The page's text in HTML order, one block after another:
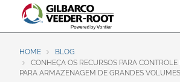
North America
United States
Canada
Search
Search
HOME
BLOG
CONHEÇA OS RECURSOS PARA
PARA ARMAZENAGEM DE GRANDES